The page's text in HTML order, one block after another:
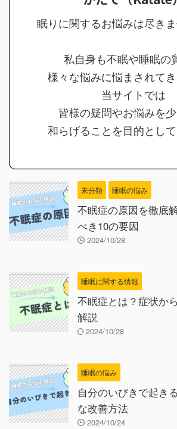
眠りに関するお悩みは尽きま
私自身も不眠や睡眠の
様々な悩みに悩まされてき
当サイトでは
皆様の疑問やお悩みを
和らげることを目的として
未分類 睡眠の悩み
不眠症の原因を徹底
べき10の要因
2024/10/28
睡眠に関する情報
不眠症とは？症状か
解説
2024/10/28
睡眠の悩み
自分のいびきで起き
な改善方法
2024/10/24